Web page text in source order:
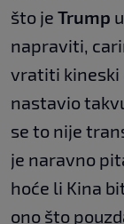
što je Trump
napraviti,
vratiti kineski
nastavio
se to nije
je naravno
hoće li Kina
ono što